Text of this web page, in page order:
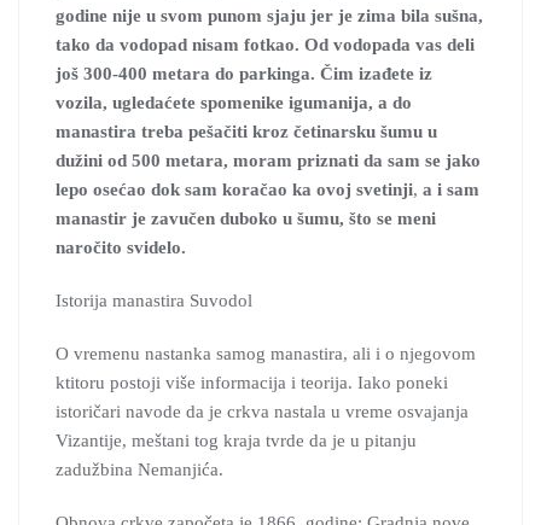
godine nije u svom punom sjaju jer je zima bila sušna,
tako da vodopad nisam fotkao. Od vodopada vas deli
još 300-400 metara do parkinga. Čim izađete iz
vozila, ugledaćete spomenike igumanija, a do
manastira treba pešačiti kroz četinarsku šumu u
dužini od 500 metara, moram priznati da sam se jako
lepo osećao dok sam koračao ka ovoj svetinji, a i sam
manastir je zavučen duboko u šumu, što se meni
naročito svidelo.
Istorija manastira Suvodol
O vremenu nastanka samog manastira, ali i o njegovom
ktitoru postoji više informacija i teorija. Iako poneki
istoričari navode da je crkva nastala u vreme osvajanja
Vizantije, meštani tog kraja tvrde da je u pitanju
zadužbina Nemanjića.